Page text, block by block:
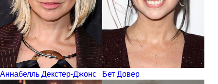
Аннабелль Декстер-Джонс Бет Довер